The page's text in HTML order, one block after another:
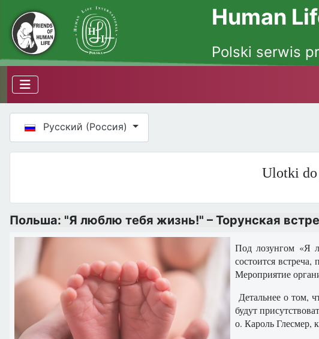
Human
Polski serwis
Русский (Россия)
Ulotki do
Польша: "Я люблю тебя жизнь!" – Торунская
Под лозунгом «Я
состоится
Мероприятие
Детальнее о том,
будут
о. Кароль Глесмер,